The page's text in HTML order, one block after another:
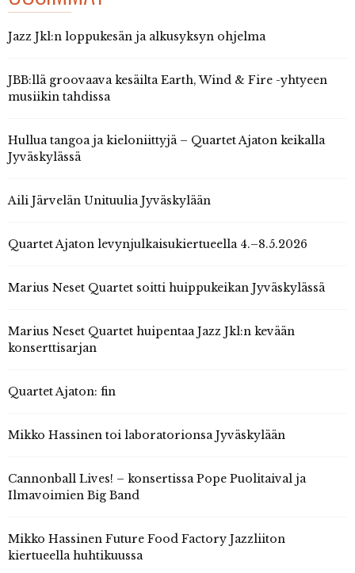
Jazz Jkl:n loppukesän ja alkusyksyn ohjelma
JBB:llä groovaava kesäilta Earth, Wind & Fire -yhtyeen
musiikin tahdissa
Hullua tangoa ja kieloniittyjä – Quartet Ajaton keikalla
Jyväskylässä
Aili Järvelän Unituulia Jyväskylään
Quartet Ajaton levynjulkaisukiertueella 4.–8.5.2026
Marius Neset Quartet soitti huippukeikan Jyväskylässä
Marius Neset Quartet huipentaa Jazz Jkl:n kevään
konserttisarjan
Quartet Ajaton: fin
Mikko Hassinen toi laboratorionsa Jyväskylään
Cannonball Lives! – konsertissa Pope Puolitaival ja
Ilmavoimien Big Band
Mikko Hassinen Future Food Factory Jazzliiton
kiertueella huhtikuussa